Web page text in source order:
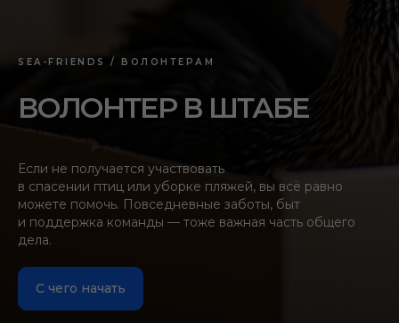
SEA-FRIENDS / ВОЛОНТЕРАМ
ВОЛОНТЕР В ШТАБЕ
Если не получается участвовать
в спасении птиц или уборке пляжей, вы всё равно
можете помочь. Повседневные заботы, быт
и поддержка команды — тоже важная часть общего
дела.
С чего начать